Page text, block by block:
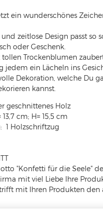
ein wunderschönes
zeitlose Design passt so
oder Geschenk.
Trockenblumen
jedem ein Lächeln ins
Dekoration, welche Du
kannst.
geschnittenes Holz
cm; H= 15,5 cm
1 Holzschriftzug
"Konfetti für die Seele"
mit viel Liebe Ihre
mit Ihren Produkten den